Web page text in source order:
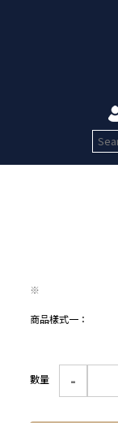
※
商品樣式一：
數量 -